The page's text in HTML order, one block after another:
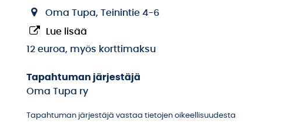
Oma Tupa, Teinintie 4-6
Lue lisää
12 euroa, myös korttimaksu
Tapahtuman järjestäjä
Oma Tupa ry
Tapahtuman järjestäjä vastaa tietojen oikeellisuudesta